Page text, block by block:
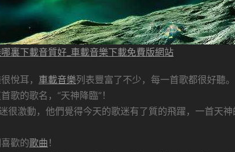
裏下載音質好_車載音樂下載免費版網站
悅耳， 車載音樂列表豐富了不少，每一首歌都很好聽。
歌的歌名，“天神降臨”！
很激動，他們覺得今天的歌迷有了質的飛躍，一首天神
歡的歌曲 ！